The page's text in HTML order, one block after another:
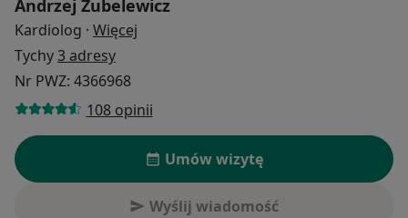
Andrzej Zubelewicz
Kardiolog · Więcej
Tychy3 adresy
Nr PWZ: 4366968
108 opinii
Umów wizytę
Wyślij wiadomość